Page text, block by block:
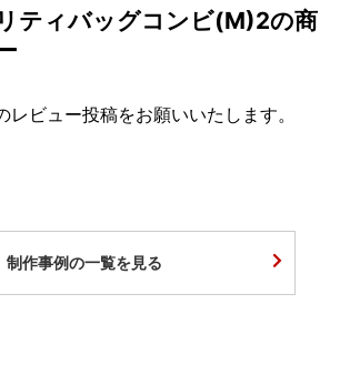
ティバッグコンビ(M)2の商
レビュー投稿をお願いいたします。
制作事例の一覧を見る